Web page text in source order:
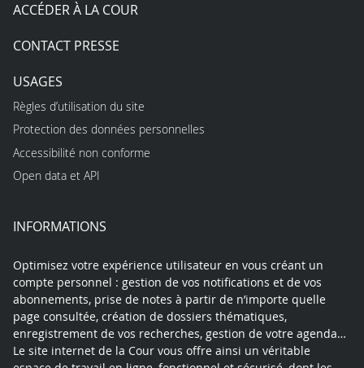
ACCÉDER À LA COUR
CONTACT PRESSE
USAGES
Règles d’utilisation du site
Protection des données personnelles
Accessibilité non conforme
Open data et API
INFORMATIONS
Optimisez votre expérience utilisateur en vous créant un
compte personnel : gestion de vos notifications et de vos
abonnements, prise de notes à partir de n’importe quelle
page consultée, création de dossiers thématiques,
enregistrement de vos recherches, gestion de votre agenda…
Le site internet de la Cour vous offre ainsi un véritable